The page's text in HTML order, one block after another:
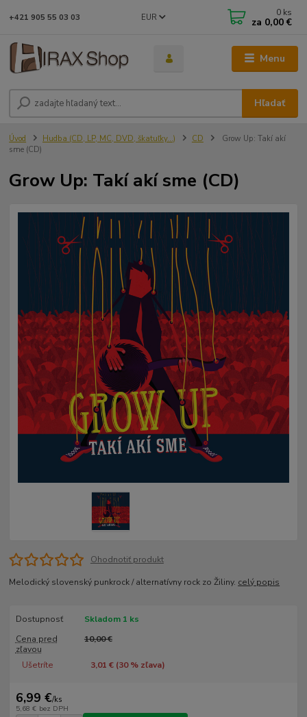
Menu
EUR
Hľadať
+421 905 55 03 03 0 ks
za 0,00 €
Úvod Hudba (CD, LP, MC, DVD, škatuľky...) CD
Grow Up: Takí akí
sme (CD)
Grow Up: Takí akí sme (CD)
Ohodnotiť produkt
Melodický slovenský punkrock / alternatívny rock zo Žiliny. celý popis
Dostupnosť
Skladom 1 ks
Cena pred
zľavou
10,00 €
Ušetríte 3,01 € (30% zľava)
6,99 €/ks
5,68 € bez DPH